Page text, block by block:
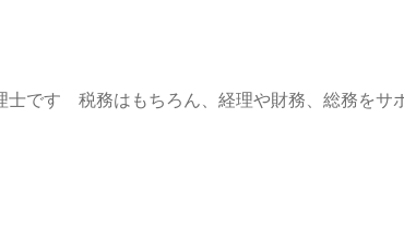
士です 税務はもちろん、経理や財務、総務をサ